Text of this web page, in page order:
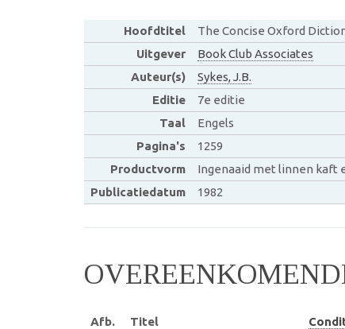
Hoofdtitel
The Concise Oxford
Uitgever
Book Club Associates
Auteur(s)
Sykes, J.B.
Editie
7e editie
Taal
Engels
Pagina's
1259
Productvorm
Ingenaaid met linnen kaft
Publicatiedatum
1982
Afb. Titel